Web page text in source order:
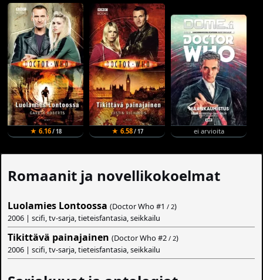
★ 6.16/ 18 ★ 6.58/ 17 ei arvioita
Romaanit ja novellikokoelmat
Luolamies Lontoossa (Doctor Who #1 / 2)
2006 | scifi, tv-sarja, tieteisfantasia, seikkailu
Tikittävä painajainen (Doctor Who #2 / 2)
2006 | scifi, tv-sarja, tieteisfantasia, seikkailu